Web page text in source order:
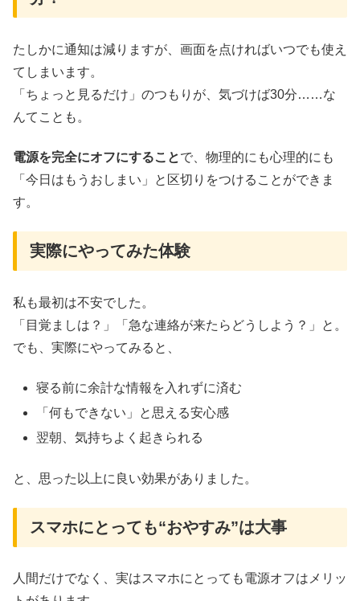
たしかに通知は減りますが、画面を点ければいつでも使え
てしまいます。
「ちょっと見るだけ」のつもりが、気づけば30分……な
んてことも。
電源を完全にオフにすることで、物理的にも心理的にも
「今日はもうおしまい」と区切りをつけることができま
す。
実際にやってみた体験
私も最初は不安でした。
「目覚ましは？」「急な連絡が来たらどうしよう？」と。
でも、実際にやってみると、
寝る前に余計な情報を入れずに済む
「何もできない」と思える安心感
翌朝、気持ちよく起きられる
と、思った以上に良い効果がありました。
スマホにとっても“おやすみ”は大事
人間だけでなく、実はスマホにとっても電源オフはメリッ